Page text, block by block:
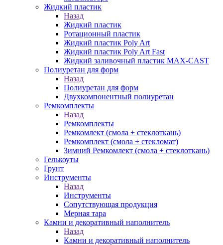
Жидкий пластик
Назад
Жидкий пластик
Ротационный пластик
Жидкий пластик Poly Art
Жидкий пластик Poly Art Fast
Жидкий заливочный пластик MAX-CAST
Полиуретан для форм
Назад
Полиуретан для форм
Двухкомпонентный полиуретан
Ремкомплекты
Назад
Ремкомплекты
Ремкомлект (смола + стеклоткань)
Ремкомплект (смола + стекломат)
Зимний Ремкомлект (смола + стеклоткань)
Гелькоуты
Грунт
Инструменты
Назад
Инструменты
Сопутствующая продукция
Мерная тара
Камни и декоративный наполнитель
Назад
Камни и декоративный наполнитель